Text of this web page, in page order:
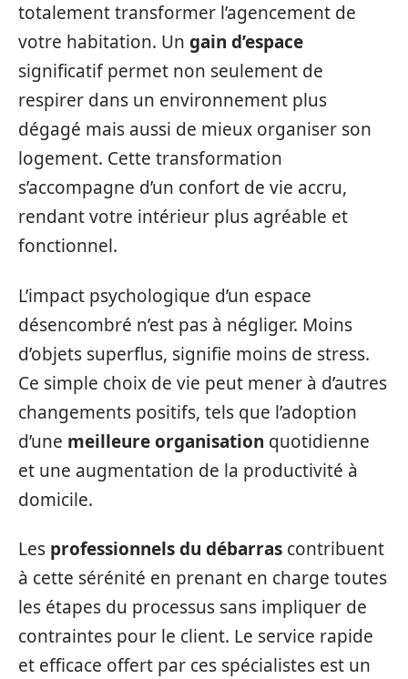
totalement transformer l’agencement de
votre habitation. Un gain d’espace
significatif permet non seulement de
respirer dans un environnement plus
dégagé mais aussi de mieux organiser son
logement. Cette transformation
s’accompagne d’un confort de vie accru,
rendant votre intérieur plus agréable et
fonctionnel.
L’impact psychologique d’un espace
désencombré n’est pas à négliger. Moins
d’objets superflus, signifie moins de stress.
Ce simple choix de vie peut mener à d’autres
changements positifs, tels que l’adoption
d’une meilleure organisation quotidienne
et une augmentation de la productivité à
domicile.
Les professionnels du débarras contribuent
à cette sérénité en prenant en charge toutes
les étapes du processus sans impliquer de
contraintes pour le client. Le service rapide
et efficace offert par ces spécialistes est un